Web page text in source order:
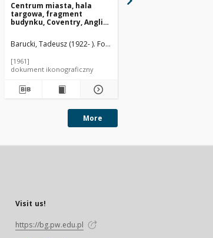
Centrum miasta, hala
targowa, fragment
budynku, Coventry, Anglia,
Barucki, Tadeusz (1922- ). Fotograf
[1961]
dokument ikonograficzny
More
Visit us!
https://bg.pw.edu.pl